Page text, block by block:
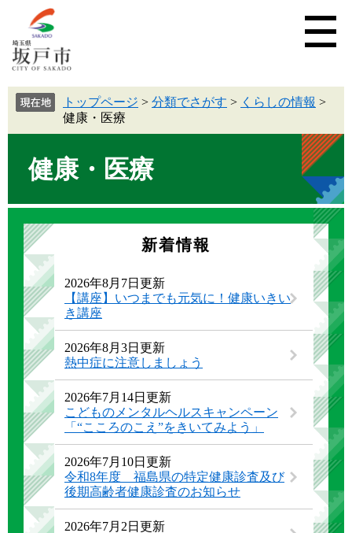
トップページ > 分類でさがす > くらしの情報 >
健康・医療
健康・医療
新着情報
2026年8月7日更新
【講座】いつまでも元気に！健康いきい
き講座
2026年8月3日更新
熱中症に注意しましょう
2026年7月14日更新
こどものメンタルヘルスキャンペーン
「“こころのこえ”をきいてみよう」
2026年7月10日更新
令和8年度 福島県の特定健康診査及び
後期高齢者健康診査のお知らせ
2026年7月2日更新